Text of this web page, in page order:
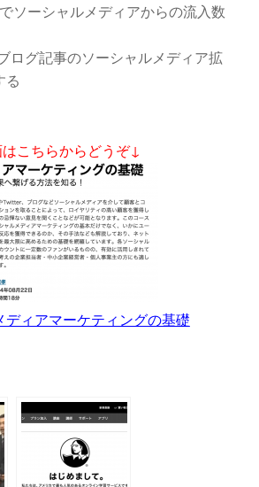
ソーシャルメディアからの流入数
ログ記事のソーシャルメディア拡
る
こちらからどうぞ↓
ディアマーケティングの基礎